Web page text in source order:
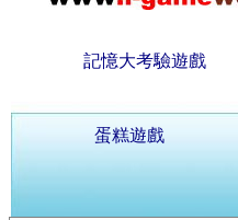
記憶大考驗遊戲
蛋糕遊戲